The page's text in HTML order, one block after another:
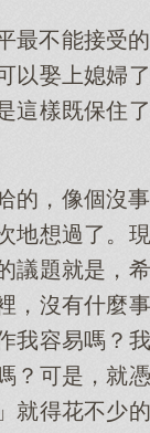
最不能接受
以娶上媳婦
這樣既保住
的，像個沒
地想過了。
議題就是，
，沒有什麼
我容易嗎？
？可是，就
就得花不少